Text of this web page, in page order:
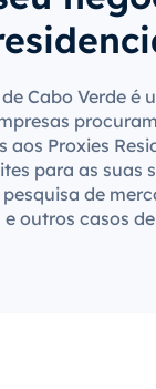
Cabo Verde é
aos Proxies
para as suas
de
outros casos